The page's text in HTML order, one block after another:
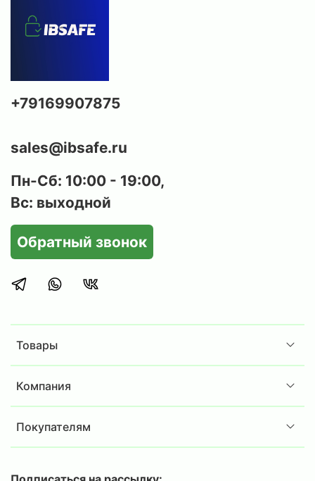
Товары
Компания
Покупателям
+79169907875
sales@ibsafe.ru
Пн-Сб: 10:00 - 19:00,
Вс: выходной
Обратный звонок